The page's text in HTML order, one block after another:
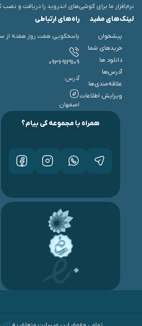
نرم‌افزار ما برای گوشی‌های اندروید را دریافت و نصب
لینک‌های مفید
پیشخوان
خریدهای شما
دانلود ها
آدرس‌ها
علاقه‌مندی‌ها
ویرایش اطلاعات
راه‌های ارتباطی
پاسخگویی هفت روز هفته از ساعت 9
09369129109
آدرس:
اصفهان
همراه با مجموعه کی بیام؟